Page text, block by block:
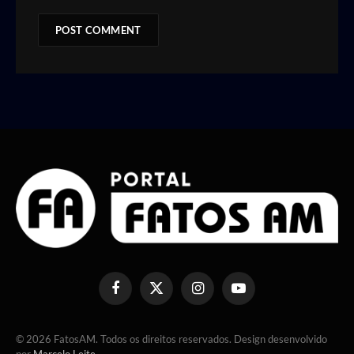
FacebookX
(Twitter)
InstagramYouTube
© 2026 FatosAM. Todos os direitos reservados. Design desenvolvido